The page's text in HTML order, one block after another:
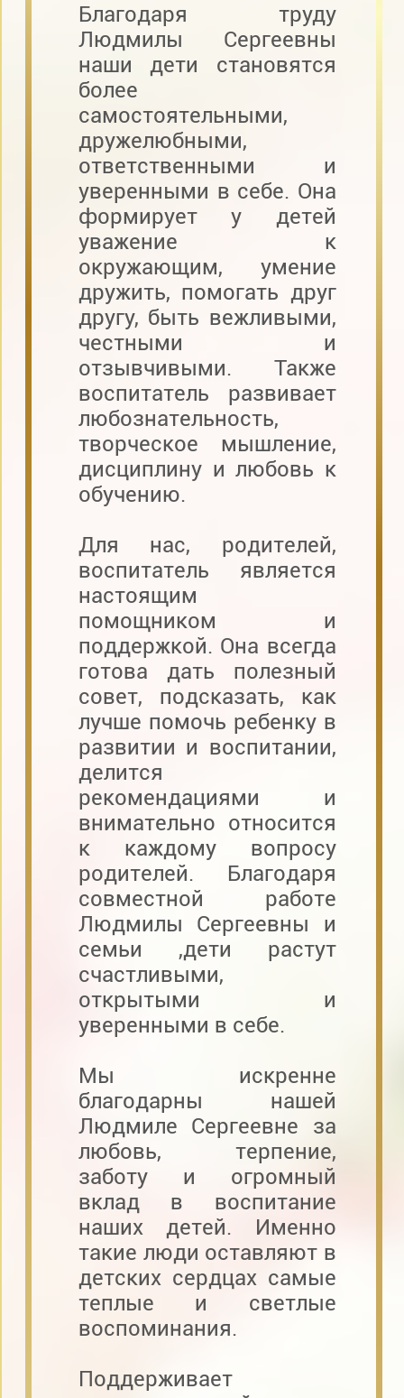
Благодаря труду
Людмилы Сергеевны
наши дети становятся
более
самостоятельными,
дружелюбными,
ответственными и
уверенными в себе. Она
формирует у детей
уважение к
окружающим, умение
дружить, помогать друг
другу, быть вежливыми,
честными и
отзывчивыми. Также
воспитатель развивает
любознательность,
творческое мышление,
дисциплину и любовь к
обучению.
Для нас, родителей,
воспитатель является
настоящим
помощником и
поддержкой. Она всегда
готова дать полезный
совет, подсказать, как
лучше помочь ребенку в
развитии и воспитании,
делится
рекомендациями и
внимательно относится
к каждому вопросу
родителей. Благодаря
совместной работе
Людмилы Сергеевны и
семьи ,дети растут
счастливыми,
открытыми и
уверенными в себе.
Мы искренне
благодарны нашей
Людмиле Сергеевне за
любовь, терпение,
заботу и огромный
вклад в воспитание
наших детей. Именно
такие люди оставляют в
детских сердцах самые
теплые и светлые
воспоминания.
Поддерживает